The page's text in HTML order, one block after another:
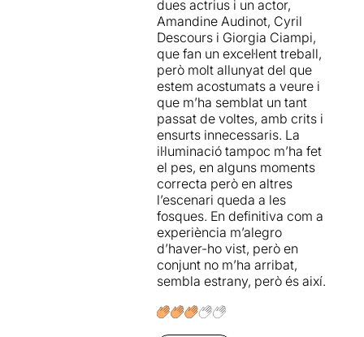
presència d' Amandine
Audinot, Cyril Descours i
Giorgia Ciampiés tan
poderosa que ompliria sales
mil vegades més grans que
la diminuta Leopoldo Fregoli
de La Seca.
Edgar Alemany, director
del muntatge, ha sabut
orquestrar amb encert
l'evocador espai sonor de
Joan Bagés, el llenguatge
corporal i verbal dels actors
i l'adaptació a escena d'un
text que malgrat la seva
antigor resulta d'una
atemporalitat aclaparadora,
part d'allò que ens fa
dues actrius i un actor,
Amandine Audinot, Cyril
Descours i Giorgia Ciampi,
que fan un excel·lent treball,
però molt allunyat del que
estem acostumats a veure i
que m’ha semblat un tant
passat de voltes, amb crits i
ensurts innecessaris. La
il·luminació tampoc m’ha fet
el pes, en alguns moments
correcta però en altres
l’escenari queda a les
fosques. En definitiva com a
experiència m’alegro
d’haver-ho vist, però en
conjunt no m’ha arribat,
sembla estrany, però és així.